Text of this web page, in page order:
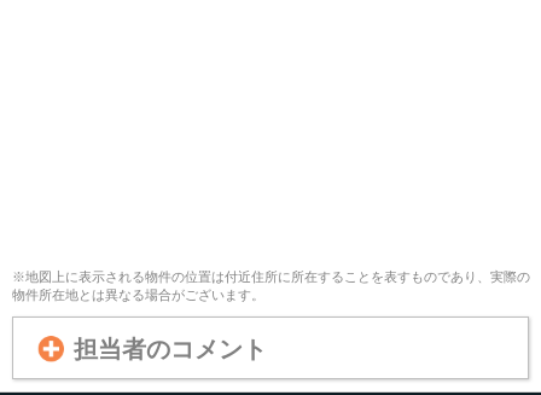
※地図上に表示される物件の位置は付近住所に所在することを表すものであり、実際の
物件所在地とは異なる場合がございます。
担当者のコメント